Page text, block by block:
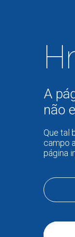
A
não
Que tal
campo
página